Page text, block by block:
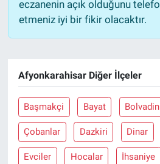
eczanenin açık olduğunu
etmeniz iyi bir fikir olacaktır.
Afyonkarahisar Diğer İlçeler
Başmakçi Bayat Bolvadin
Çobanlar Dazkiri Dinar
Evciler Hocalar İhsaniye